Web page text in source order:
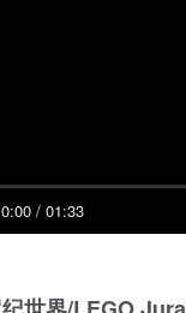
0:00 / 01:33